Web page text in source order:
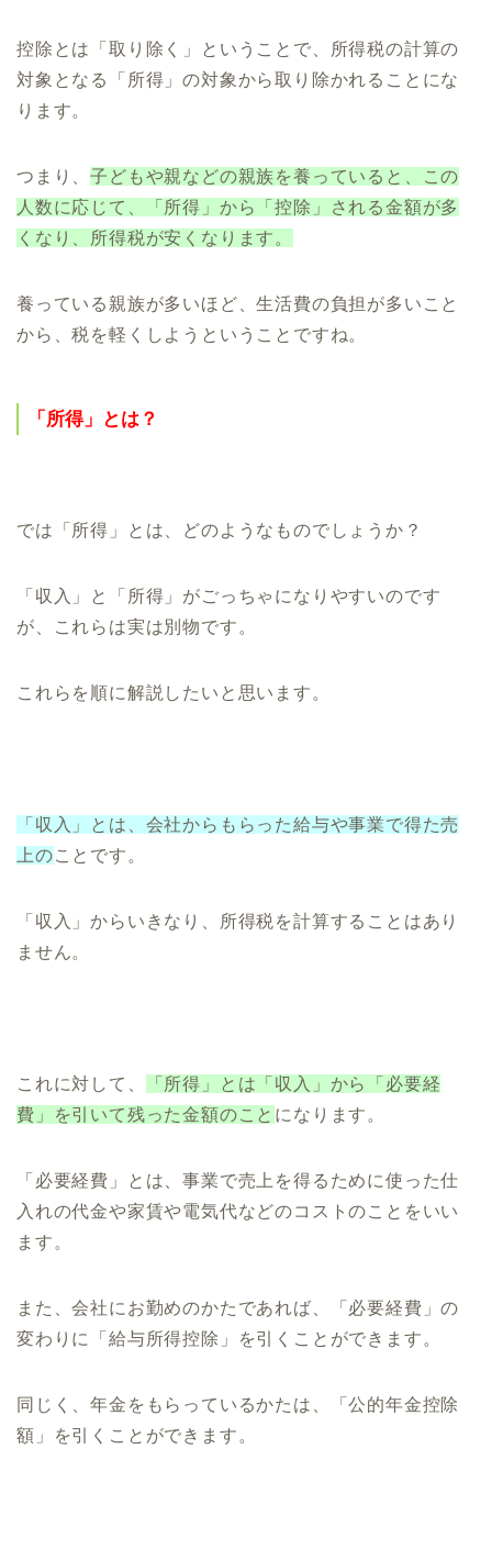
控除とは「取り除く」ということで、所得税の計算の
対象となる「所得」の対象から取り除かれることにな
ります。
つまり、子どもや親などの親族を養っていると、この
人数に応じて、「所得」から「控除」される金額が多
くなり、所得税が安くなります。
養っている親族が多いほど、生活費の負担が多いこと
から、税を軽くしようということですね。
「所得」とは？
では「所得」とは、どのようなものでしょうか？
「収入」と「所得」がごっちゃになりやすいのです
が、これらは実は別物です。
これらを順に解説したいと思います。
「収入」とは、会社からもらった給与や事業で得た売
上のことです。
「収入」からいきなり、所得税を計算することはあり
ません。
これに対して、
「所得」とは「収入」から「必要経
費」を引いて残った金額のこと になります。
「必要経費」とは、事業で売上を得るために使った仕
入れの代金や家賃や電気代などのコストのことをいい
ます。
また、会社にお勤めのかたであれば、「必要経費」の
変わりに「給与所得控除」を引くことができます。
同じく、年金をもらっているかたは、「公的年金控除
額」を引くことができます。